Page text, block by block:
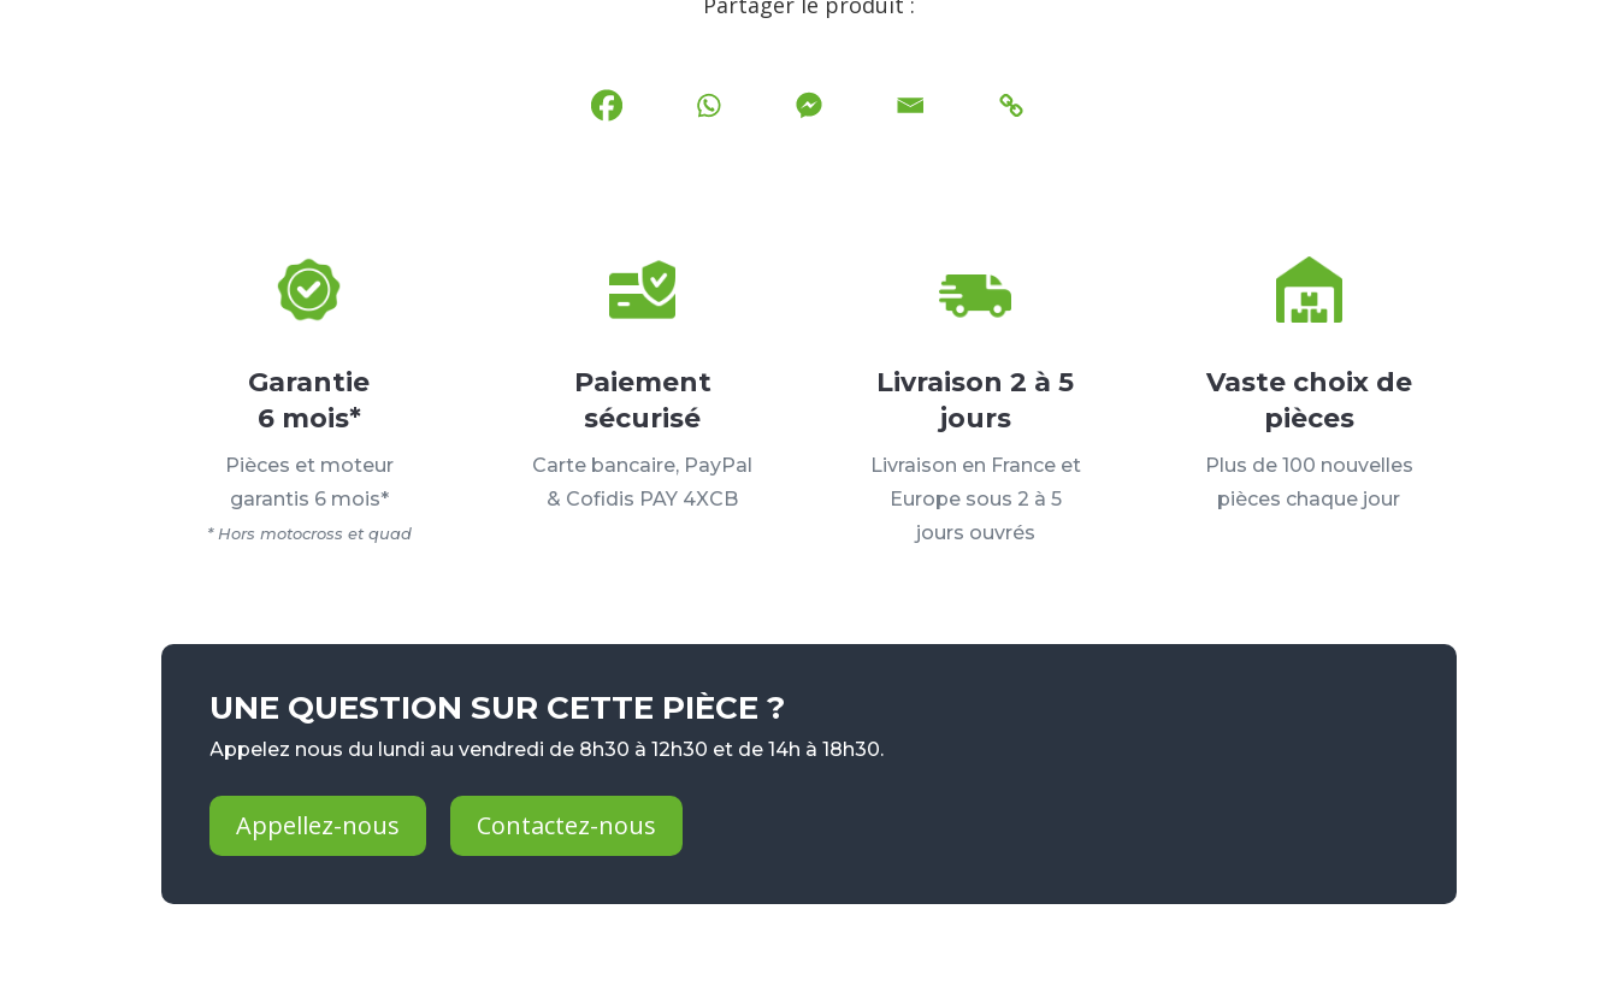
Garantie
6 mois*
Pièces et moteur
garantis 6 mois*
* Hors motocross et quad
Paiement
sécurisé
Carte bancaire, PayPal
& Cofidis PAY 4XCB
Livraison 2 à 5
jours
Livraison en France et
Europe sous 2 à 5
jours ouvrés
Vaste choix de
pièces
Plus de 100 nouvelles
pièces chaque jour
UNE QUESTION SUR CETTE PIÈCE ?
Appelez nous du lundi au vendredi de 8h30 à 12h30 et de 14h à 18h30.
Appellez-nous Contactez-nous